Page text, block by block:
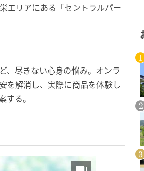
エリアにある「セントラルパー
、尽きない心身の悩み。オンラ
を解消し、実際に商品を体験し
る。